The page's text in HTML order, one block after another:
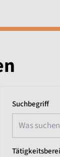
Suchbegriff